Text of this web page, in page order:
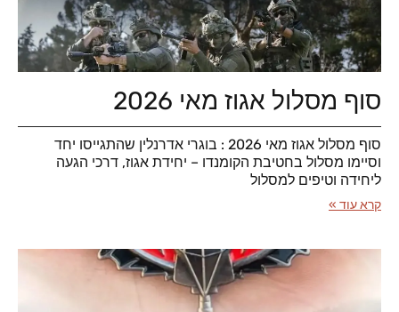
סוף מסלול אגוז מאי 2026
סוף מסלול אגוז מאי 2026 : בוגרי אדרנלין שהתגייסו יחד
וסיימו מסלול בחטיבת הקומנדו – יחידת אגוז, דרכי הגעה
ליחידה וטיפים למסלול
קרא עוד »